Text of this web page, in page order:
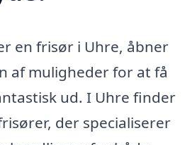
en frisør i Uhre, åbner
af muligheder for at få
ud. I Uhre finder
der specialiserer